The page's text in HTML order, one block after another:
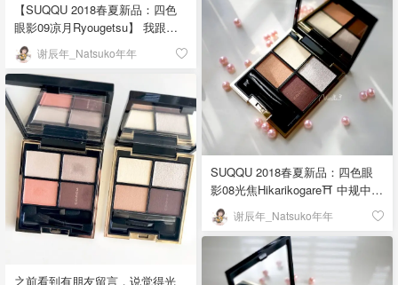
【SUQQU 2018春夏新品：四色
眼影09凉月Ryougetsu】 我跟你
们说，这盘我当初真的看走眼
了！以为这个配色买回来就是供
在一边不会涂，但买回来总要试
色，研究了一下画法以后，妈耶
好看好看好看！ 特别仙儿的一
盘，跟那些红棕、粉棕就是不一
样，我就是我，不一样的烟花┗|
｀O′|┛ 名字叫凉月，脑子里第一
反应就是“凉凉夜色为你思念成
河”，好吧，😂一首凉凉送给窝寄
几！ 这一盘的卖点就是左上角偏
光蓝色，很透，特别像南极还未
再配上左上角亮片色叠加，上眼
谢辰年_Natsuko年年
SUQQU 2018春夏新品：四色眼
影08光焦Hikarikogare⛩ 中规中矩
的大地配色，棕黄色x香槟金。收
这一盘是因为这次的三盘都主打
金箔主题，右上角颜色细闪更加
明显！ 官方推荐右上角mix左下
角，也可以最后点缀，当然啦，
谢辰年_Natsuko年年
之前看到有朋友留言，说觉得光